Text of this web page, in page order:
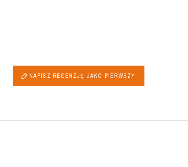
NAPISZ RECENZJĘ JAKO PIERWSZY